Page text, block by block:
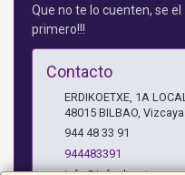
Que no te lo cuenten, se el
primero!!!
Contacto
ERDIKOETXE, 1A LOCAL
48015 BILBAO Vizcaya
944 48 33 91
944483391